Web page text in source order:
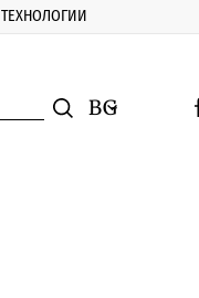
ТЕХНОЛОГИИ
Смяна на